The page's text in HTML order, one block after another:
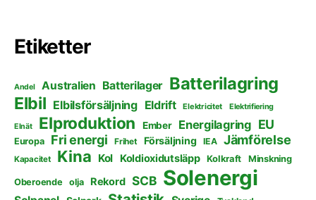
Etiketter
Andel Australien Batterilager Batterilagring
Elbil Elbilsförsäljning Eldrift Elektricitet Elektrifiering
Elnät Elproduktion Ember Energilagring EU
Europa Fri energi Frihet Försäljning IEA Jämförelse
Kapacitet Kina Kol Koldioxidutsläpp Kolkraft Minskning
Oberoende olja Rekord SCB Solenergi